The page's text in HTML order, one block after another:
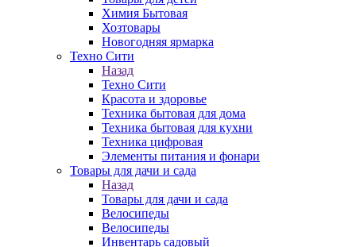
Химия Бытовая
Хозтовары
Новогодняя ярмарка
Техно Сити
Назад
Техно Сити
Красота и здоровье
Техника бытовая для дома
Техника бытовая для кухни
Техника цифровая
Элементы питания и фонари
Товары для дачи и сада
Назад
Товары для дачи и сада
Велосипеды
Велосипеды
Инвентарь садовый